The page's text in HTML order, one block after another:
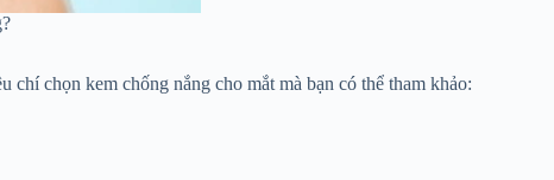
chí chọn kem chống nắng cho mắt mà bạn có thể tham khảo: